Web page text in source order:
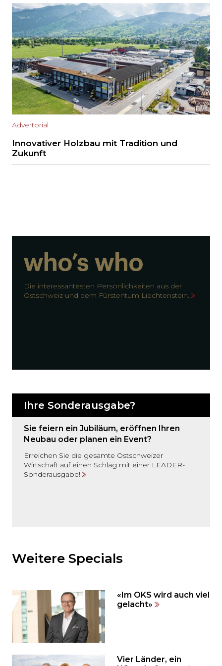
Advertorial
Innovativer Holzbau mit Tradition und
Zukunft
Die interessantesten Persönlichkeiten aus der
Ostschweiz und dem Fürstentum Liechtenstein.
Ihre Sonderausgabe?
Sie feiern ein Jubiläum, eröffnen Ihren
Neubau oder planen ein Event?
Erreichen Sie die gesamte Ostschweizer
Wirtschaft auf einen Schlag mit einer LEADER-
Sonderausgabe!
den
Inhalt
auslassen
und
direkt
springen?
Weitere Specials
«Im OKS wird auch viel
gelacht»
Vier Länder, ein